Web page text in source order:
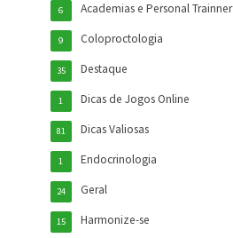
Academias e Personal Trainner
6
Coloproctologia
9
Destaque
35
Dicas de Jogos Online
1
Dicas Valiosas
81
Endocrinologia
1
Geral
24
Harmonize-se
15